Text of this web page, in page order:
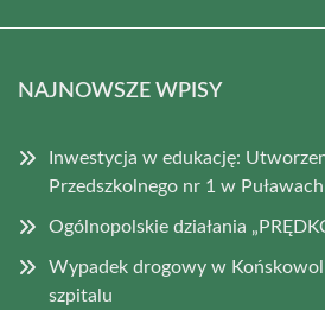
NAJNOWSZE WPISY
Inwestycja w edukację:
Przedszkolnego nr 1 w Puławach
Ogólnopolskie działania
Wypadek drogowy w
szpitalu